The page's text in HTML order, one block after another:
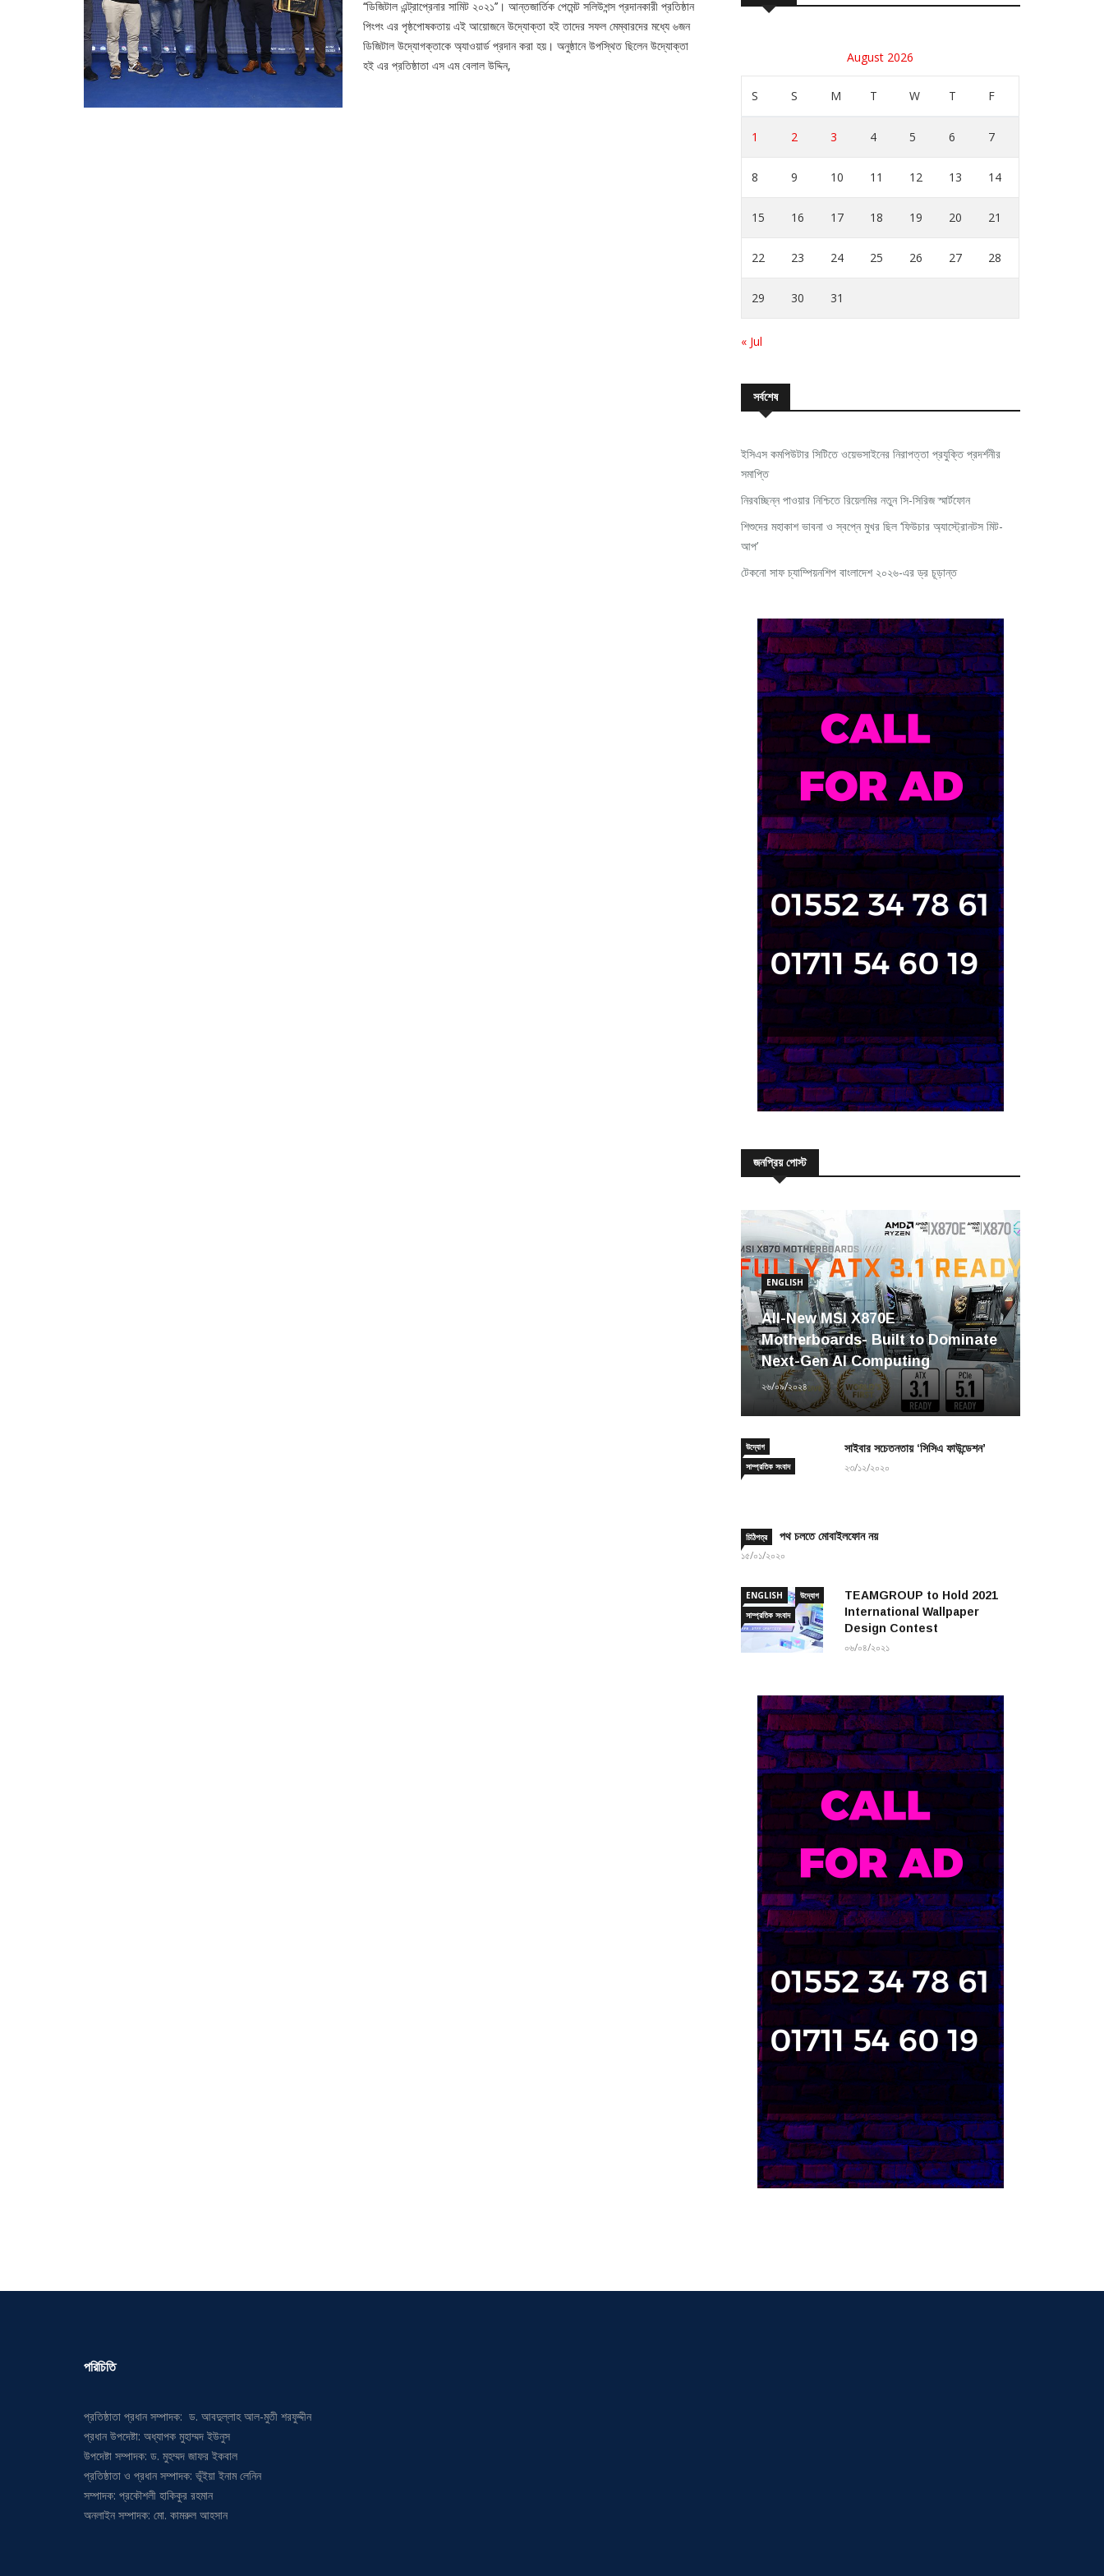
‘‘ডিজিটাল এন্ট্রাপ্রেনার সামিট ২০২১’’। আন্তজার্তিক পেমেন্ট সলিউশন্স প্রদানকারী প্রতিষ্ঠান
পিংপং এর পৃষ্ঠপোষকতায় এই আয়োজনে উদ্যোক্তা হই তাদের সফল মেম্বারদের মধ্যে ৬জন
ডিজিটাল উদ্যোগক্তাকে অ্যাওয়ার্ড প্রদান করা হয়। অনুষ্ঠানে উপস্থিত ছিলেন উদ্যোক্তা
হই এর প্রতিষ্ঠাতা এস এম বেলাল উদ্দিন,
August 2026
S S M T W T F
1 2 3 4 5 6 7
8 9 10 11 12 13 14
15 16 17 18 19 20 21
22 23 24 25 26 27 28
29 30 31
« Jul
সর্বশেষ
ইসিএস কমপিউটার সিটিতে ওয়েভসাইনের নিরাপত্তা প্রযুক্তি প্রদর্শনীর
সমাপ্তি
নিরবচ্ছিন্ন পাওয়ার নিশ্চিতে রিয়েলমির নতুন সি-সিরিজ স্মার্টফোন
শিশুদের মহাকাশ ভাবনা ও স্বপ্নে মুখর ছিল ‘ফিউচার অ্যাস্ট্রোনটস মিট-
আপ’
টেকনো সাফ চ্যাম্পিয়নশিপ বাংলাদেশ ২০২৬-এর ড্র চূড়ান্ত
জনপ্রিয় পোস্ট
ENGLISH
All-New MSI X870E
Motherboards- Built to Dominate
Next-Gen AI Computing
২৬/০৯/২০২৪
উদ্যোগ
সাম্প্রতিক সংবাদ
সাইবার সচেতনতায় ‘সিসিএ ফাউন্ডেশন’
২৩/১২/২০২০
চিঠিপত্র পথ চলতে মোবাইলফোন নয়
১৫/০১/২০২০
ENGLISH
উদ্যোগ
সাম্প্রতিক সংবাদ
TEAMGROUP to Hold 2021
International Wallpaper
Design Contest
০৬/০৪/২০২১
পরিচিতি
প্রতিষ্ঠাতা প্রধান সম্পাদক: ড. আবদুল্লাহ আল-মুতী শরফুদ্দীন
প্রধান উপদেষ্টা: অধ্যাপক মুহাম্মদ ইউনুস
উপদেষ্টা সম্পাদক: ড. মুহম্মদ জাফর ইকবাল
প্রতিষ্ঠাতা ও প্রধান সম্পাদক: ভূঁইয়া ইনাম লেনিন
সম্পাদক: প্রকৌশলী হাকিকুর রহমান
অনলাইন সম্পাদক: মো. কামরুল আহসান